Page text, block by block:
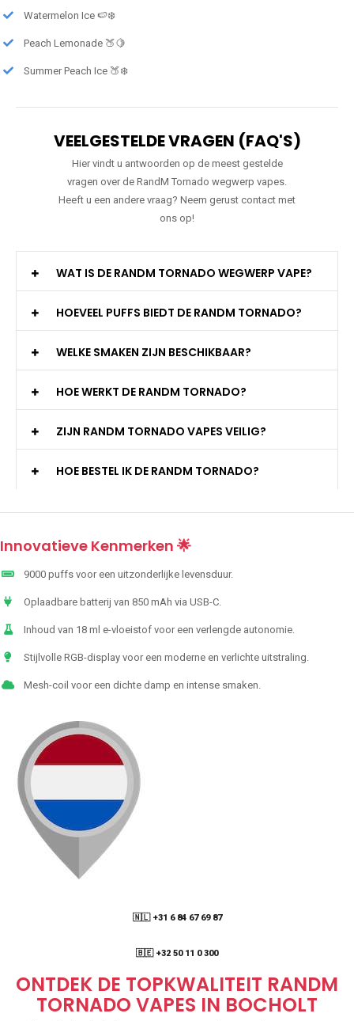
Watermelon Ice 🍉❄️
Peach Lemonade 🍑🍋
Summer Peach Ice 🍑❄️
VEELGESTELDE VRAGEN (FAQ'S)
Hier vindt u antwoorden op de meest gestelde
vragen over de RandM Tornado wegwerp vapes.
Heeft u een andere vraag? Neem gerust contact met
ons op!
WAT IS DE RANDM TORNADO WEGWERP VAPE?
HOEVEEL PUFFS BIEDT DE RANDM TORNADO?
WELKE SMAKEN ZIJN BESCHIKBAAR?
HOE WERKT DE RANDM TORNADO?
ZIJN RANDM TORNADO VAPES VEILIG?
HOE BESTEL IK DE RANDM TORNADO?
Innovatieve Kenmerken 🌟
9000 puffs voor een uitzonderlijke levensduur.
Oplaadbare batterij van 850 mAh via USB-C.
Inhoud van 18 ml e-vloeistof voor een verlengde autonomie.
Stijlvolle RGB-display voor een moderne en verlichte uitstraling.
Mesh-coil voor een dichte damp en intense smaken.
🇳🇱 +31 6 84 67 69 87
🇧🇪 +32 50 11 0 300
ONTDEK DE TOPKWALITEIT RANDM
TORNADO VAPES IN BOCHOLT